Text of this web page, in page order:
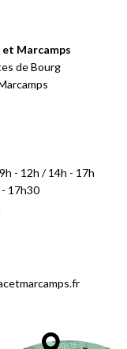
Marcamps
de Bourg
- 12h / 14h - 17h
17h30